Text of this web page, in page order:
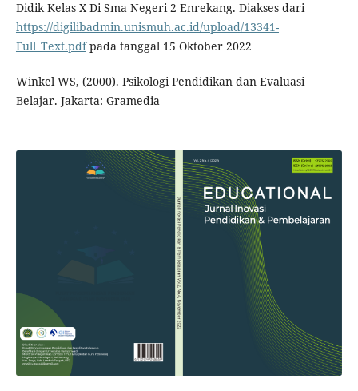
Didik Kelas X Di Sma Negeri 2 Enrekang. Diakses dari
https://digilibadmin.unismuh.ac.id/upload/13341-
Full_Text.pdfpada tanggal 15 Oktober 2022
Winkel WS, (2000). Psikologi Pendidikan dan Evaluasi
Belajar. Jakarta: Gramedia